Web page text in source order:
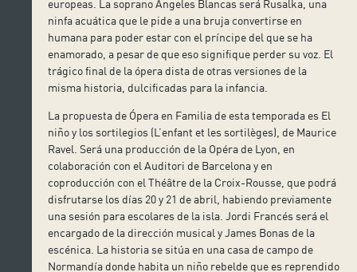
europeas. La soprano Ángeles Blancas será Rusalka, una
ninfa acuática que le pide a una bruja convertirse en
humana para poder estar con el príncipe del que se ha
enamorado, a pesar de que eso signifique perder su voz. El
trágico final de la ópera dista de otras versiones de la
misma historia, dulcificadas para la infancia.
La propuesta de Ópera en Familia de esta temporada es El
niño y los sortilegios (L’enfant et les sortilèges), de Maurice
Ravel. Será una producción de la Opéra de Lyon, en
colaboración con el Auditori de Barcelona y en
coproducción con el Théâtre de la Croix-Rousse, que podrá
disfrutarse los días 20 y 21 de abril, habiendo previamente
una sesión para escolares de la isla. Jordi Francés será el
encargado de la dirección musical y James Bonas de la
escénica. La historia se sitúa en una casa de campo de
Normandía donde habita un niño rebelde que es reprendido